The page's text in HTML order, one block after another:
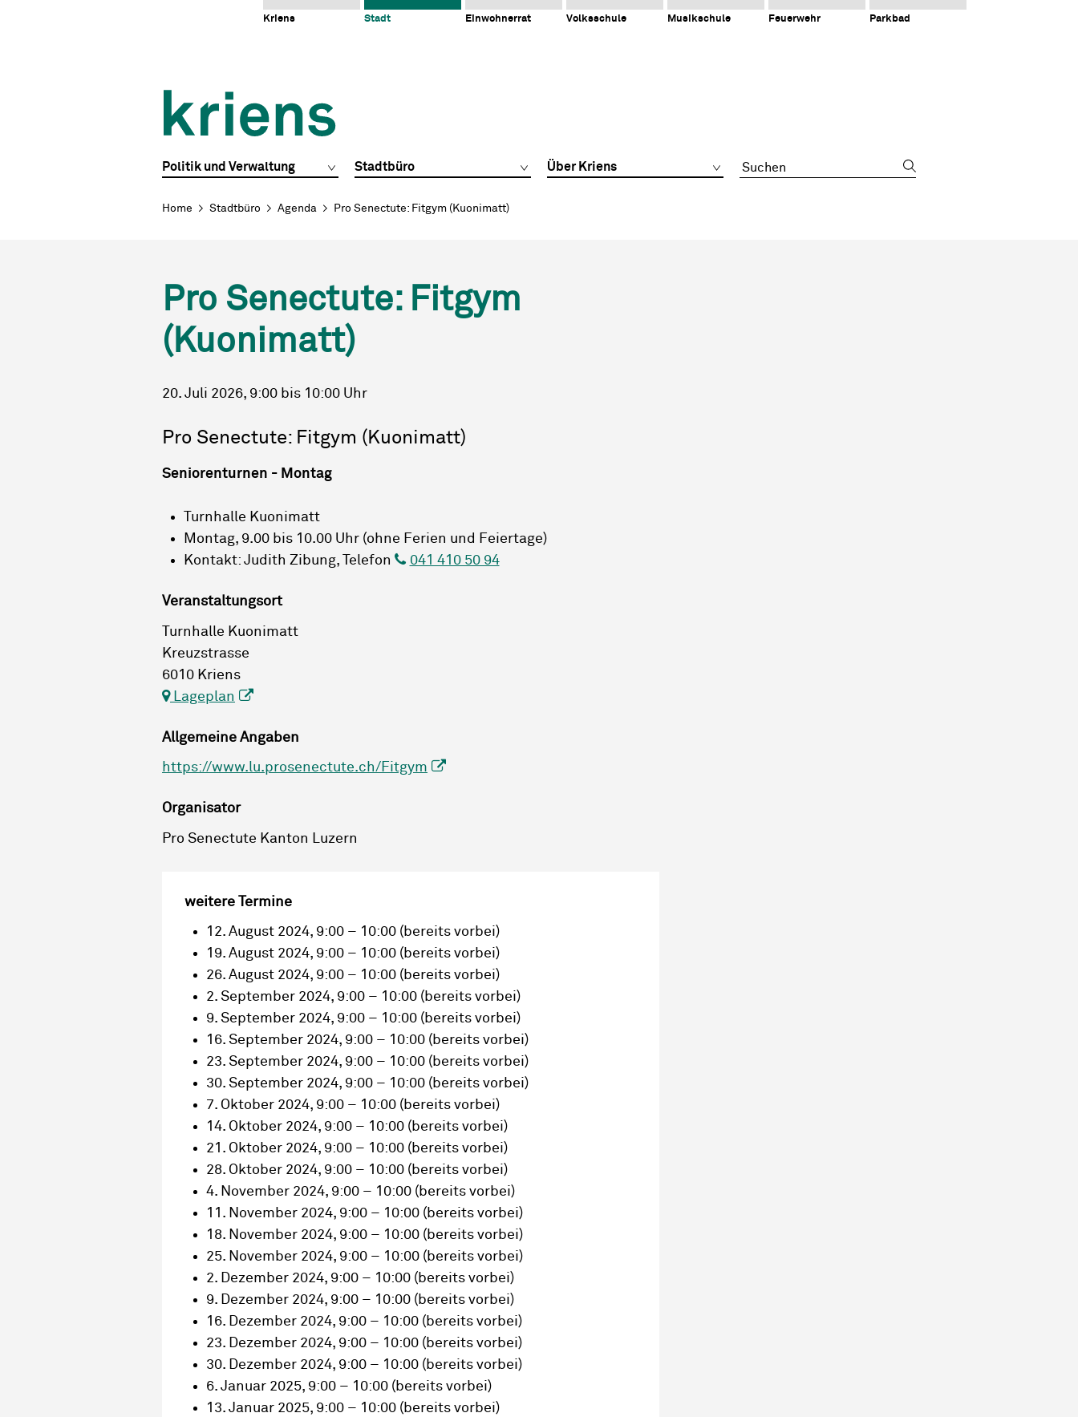
Navigieren in Kriens
Kriens Stadt Einwohnerrat Volksschule Musikschule Feuerwehr Parkbad
Hauptnavigation
Politik und Verwaltung Stadtbüro Über Kriens Suchbegriff
Breadcrumb
Home Stadtbüro Agenda Pro Senectute: Fitgym (Kuonimatt)
Pro Senectute: Fitgym
(Kuonimatt)
20. Juli 2026, 9:00 bis 10:00 Uhr
Pro Senectute: Fitgym (Kuonimatt)
Seniorenturnen - Montag
Turnhalle Kuonimatt
Montag, 9.00 bis 10.00 Uhr (ohne Ferien und Feiertage)
Kontakt: Judith Zibung, Telefon
041 410 50 94
Veranstaltungsort
Turnhalle Kuonimatt
Kreuzstrasse
6010 Kriens
Lageplan
Allgemeine Angaben
https://www.lu.prosenectute.ch/Fitgym
Organisator
Pro Senectute Kanton Luzern
weitere Termine
12. August 2024, 9:00 – 10:00 (bereits vorbei)
19. August 2024, 9:00 – 10:00 (bereits vorbei)
26. August 2024, 9:00 – 10:00 (bereits vorbei)
2. September 2024, 9:00 – 10:00 (bereits vorbei)
9. September 2024, 9:00 – 10:00 (bereits vorbei)
16. September 2024, 9:00 – 10:00 (bereits vorbei)
23. September 2024, 9:00 – 10:00 (bereits vorbei)
30. September 2024, 9:00 – 10:00 (bereits vorbei)
7. Oktober 2024, 9:00 – 10:00 (bereits vorbei)
14. Oktober 2024, 9:00 – 10:00 (bereits vorbei)
21. Oktober 2024, 9:00 – 10:00 (bereits vorbei)
28. Oktober 2024, 9:00 – 10:00 (bereits vorbei)
4. November 2024, 9:00 – 10:00 (bereits vorbei)
11. November 2024, 9:00 – 10:00 (bereits vorbei)
18. November 2024, 9:00 – 10:00 (bereits vorbei)
25. November 2024, 9:00 – 10:00 (bereits vorbei)
2. Dezember 2024, 9:00 – 10:00 (bereits vorbei)
9. Dezember 2024, 9:00 – 10:00 (bereits vorbei)
16. Dezember 2024, 9:00 – 10:00 (bereits vorbei)
23. Dezember 2024, 9:00 – 10:00 (bereits vorbei)
30. Dezember 2024, 9:00 – 10:00 (bereits vorbei)
6. Januar 2025, 9:00 – 10:00 (bereits vorbei)
13. Januar 2025, 9:00 – 10:00 (bereits vorbei)